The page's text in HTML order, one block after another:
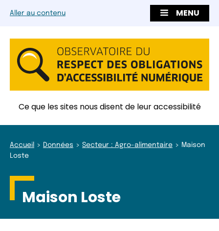
Aller au contenu MENU
Ce que les sites nous disent de leur accessibilité
Accueil Données Secteur : Agro-alimentaire
Maison
Loste
Maison Loste